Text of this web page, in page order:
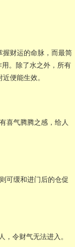
握财运的命脉，而最简
。除了水之外，所有
便能生效。
喜气腾腾之感，给人
可缓和进门后的仓促
，令财气无法进入。